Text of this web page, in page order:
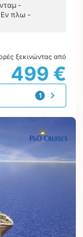
-
πλω -
ξεκινώντας από
499 €
1
προσφορά